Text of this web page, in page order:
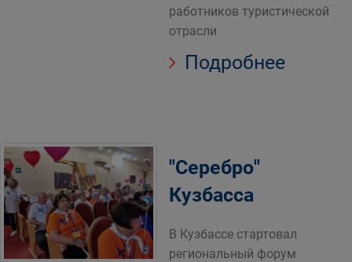
работников туристической
отрасли
Подробнее
"Серебро"
Кузбасса
В Кузбассе стартовал
региональный форум